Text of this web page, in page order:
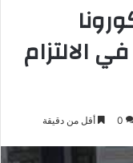
الالتزام
0 أقل من دقيقة